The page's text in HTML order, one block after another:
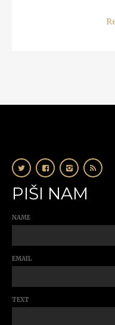
PIŠI NAM
NAME
EMAIL
TEXT